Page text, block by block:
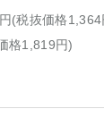
(税抜価格1,364
格1,819円)